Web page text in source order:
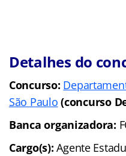
Detalhes do
Concurso:
São Paulo (concurso
Banca organizadora:
Cargo(s):Agente